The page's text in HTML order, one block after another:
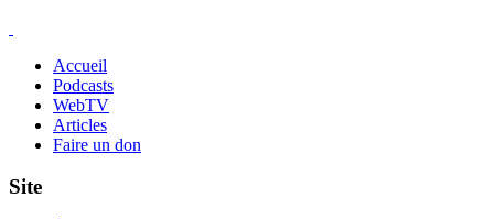
Accueil
Podcasts
WebTV
Articles
Faire un don
Site